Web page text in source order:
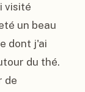
visité
un beau
dont j'ai
du thé.
de